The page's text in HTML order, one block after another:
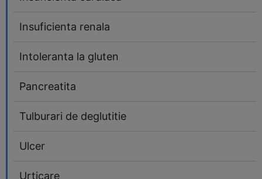
Insuficienta renala
Intoleranta la gluten
Pancreatita
Tulburari de deglutitie
Ulcer
Urticare